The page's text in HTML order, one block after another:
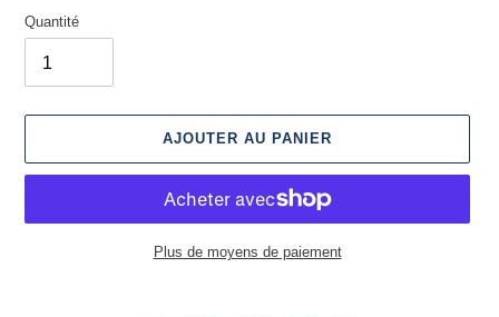
Quantité
AJOUTER AU PANIER
Plus de moyens de paiement